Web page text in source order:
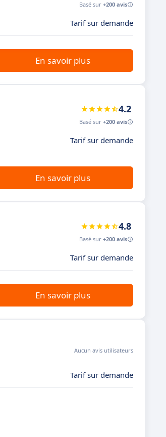
Basé sur +200 avis
Tarif sur demande
En savoir plus
4.2
Basé sur +200 avis
Tarif sur demande
En savoir plus
4.8
Basé sur +200 avis
Tarif sur demande
En savoir plus
Aucun avis utilisateurs
Tarif sur demande